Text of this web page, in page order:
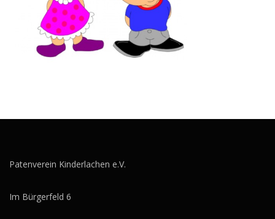
Patenverein Kinderlachen e.V.
Im Bürgerfeld 6